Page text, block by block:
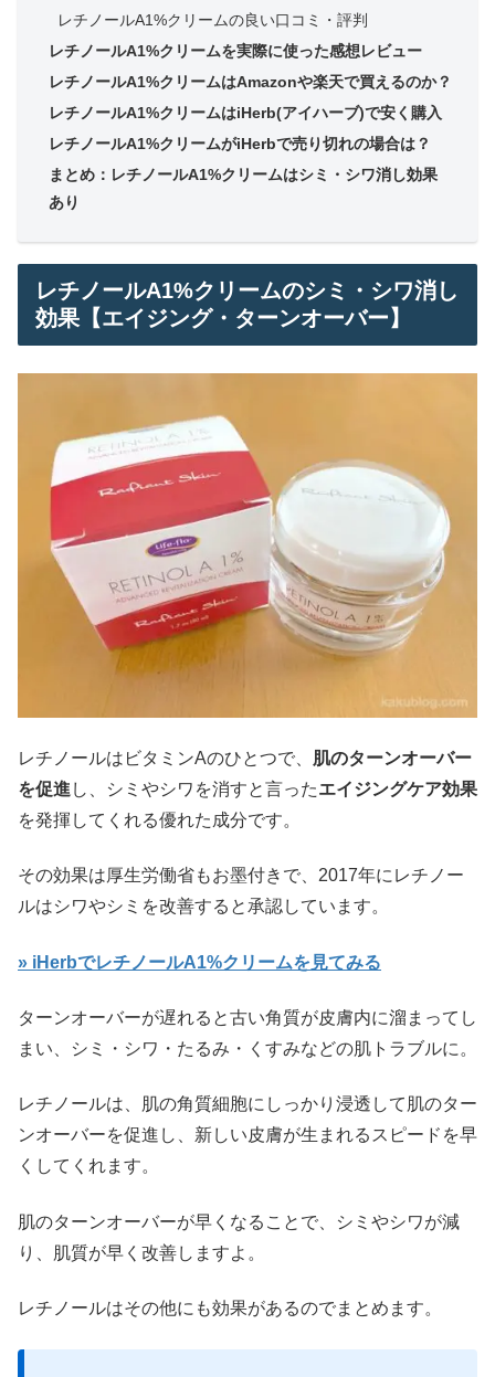
レチノールA1%クリームの良い口コミ・評判
レチノールA1%クリームを実際に使った感想レビュー
レチノールA1%クリームはAmazonや楽天で買えるのか？
レチノールA1%クリームはiHerb(アイハーブ)で安く購入
レチノールA1%クリームがiHerbで売り切れの場合は？
まとめ：レチノールA1%クリームはシミ・シワ消し効果
あり
レチノールA1%クリームのシミ・シワ消し
効果【エイジング・ターンオーバー】
レチノールはビタミンAのひとつで、 肌のターンオーバー
を促進 し、シミやシワを消すと言ったエイジングケア効果
を発揮してくれる優れた成分です。
その効果は厚生労働省もお墨付きで、2017年にレチノー
ルはシワやシミを改善すると承認しています。
» iHerbでレチノールA1%クリームを見てみる
ターンオーバーが遅れると古い角質が皮膚内に溜まってし
まい、シミ・シワ・たるみ・くすみなどの肌トラブルに。
レチノールは、肌の角質細胞にしっかり浸透して肌のター
ンオーバーを促進し、新しい皮膚が生まれるスピードを早
くしてくれます。
肌のターンオーバーが早くなることで、シミやシワが減
り、肌質が早く改善しますよ。
レチノールはその他にも効果があるのでまとめます。